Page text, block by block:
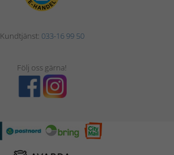
Kundtjänst: 033-16 99 50
Följ oss gärna!